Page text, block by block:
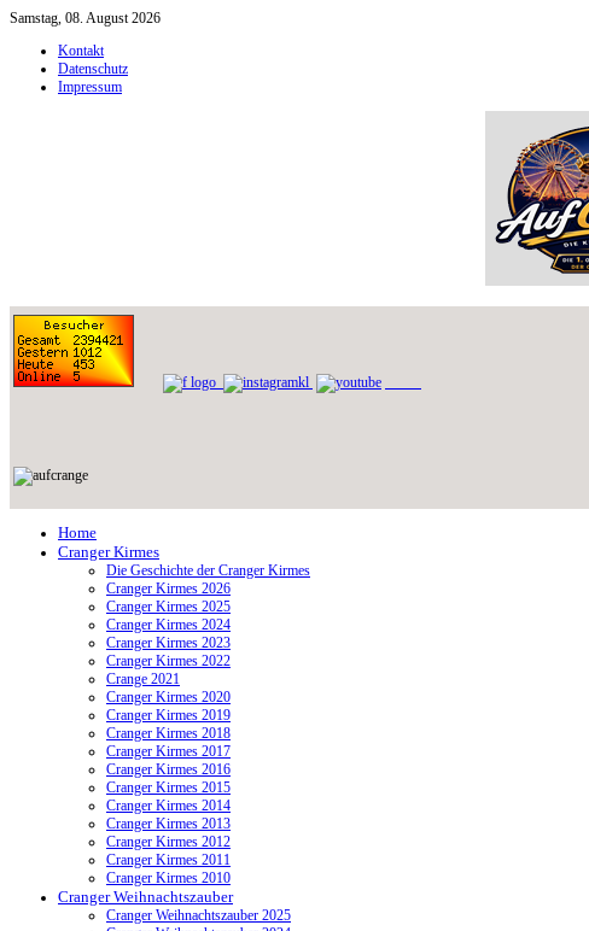
Samstag, 08. August 2026
Kontakt
Datenschutz
Impressum
Home
Cranger Kirmes
Die Geschichte der Cranger Kirmes
Cranger Kirmes 2026
Cranger Kirmes 2025
Cranger Kirmes 2024
Cranger Kirmes 2023
Cranger Kirmes 2022
Crange 2021
Cranger Kirmes 2020
Cranger Kirmes 2019
Cranger Kirmes 2018
Cranger Kirmes 2017
Cranger Kirmes 2016
Cranger Kirmes 2015
Cranger Kirmes 2014
Cranger Kirmes 2013
Cranger Kirmes 2012
Cranger Kirmes 2011
Cranger Kirmes 2010
Cranger Weihnachtszauber
Cranger Weihnachtszauber 2025